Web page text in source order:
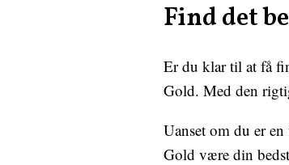
Find det
Er du klar til at få
Gold. Med den
Uanset om du er
Gold være din